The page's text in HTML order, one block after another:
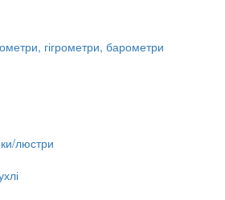
гігрометри, барометри
люстри